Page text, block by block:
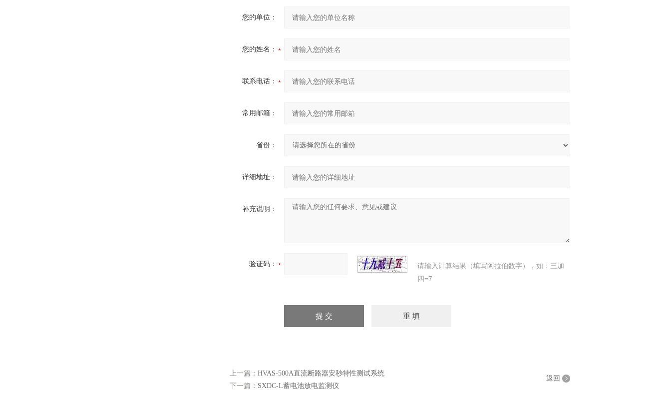
您的单位：
您的姓名：
联系电话：
常用邮箱：
省份：
详细地址：
补充说明：
验证码：
请输入计算结果（填写阿拉伯数字），如：三加
四=7
上一篇： HVAS-500A直流断路器安秒特性测试系统
下一篇： SXDC-L蓄电池放电监测仪
返回